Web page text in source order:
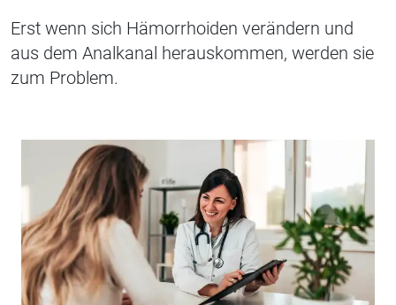
Erst wenn sich Hämorrhoiden verändern und
aus dem Analkanal herauskommen, werden sie
zum Problem.